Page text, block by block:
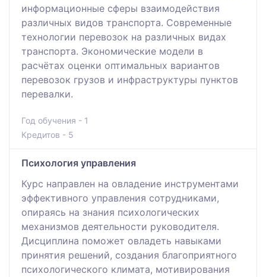
информационные сферы взаимодействия
различных видов транспорта. Современные
технологии перевозок на различных видах
транспорта. Экономические модели в
расчётах оценки оптимальных вариантов
перевозок грузов и инфраструктуры пунктов
перевалки.
Год обучения - 1
Кредитов - 5
Психология управления
Курс направлен на овладение инструментами
эффективного управления сотрудниками,
опираясь на знания психологических
механизмов деятельности руководителя.
Дисциплина поможет овладеть навыками
принятия решений, создания благоприятного
психологического климата, мотивирования